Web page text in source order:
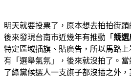
明天就要投票了，原本想去拍拍街頭
後來發現台南市近幾年有推動「 競選
特定區域插旗、貼廣告，所以馬路
有「選舉氣氛」，後來就沒拍了。
了綠黨候選人一支旗子都沒插之外